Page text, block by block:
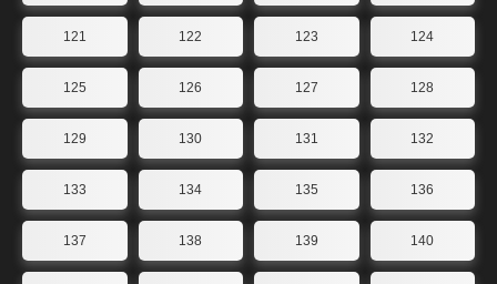
121 122 123 124
125 126 127 128
129 130 131 132
133 134 135 136
137 138 139 140